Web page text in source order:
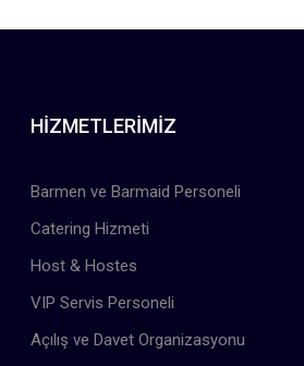
HIZMETLERIMIZ
Barmen ve Barmaid Personeli
Catering Hizmeti
Host & Hostes
VIP Servis Personeli
Açılış ve Davet Organizasyonu